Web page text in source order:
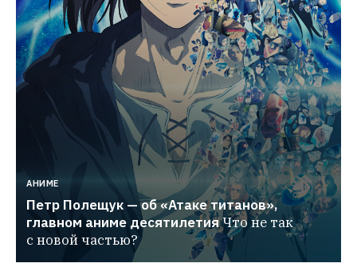
АНИМЕ
Петр Полещук — об «Атаке титанов»,
главном аниме десятилетияЧто не так
с новой частью?